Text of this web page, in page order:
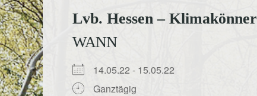
Lvb. Hessen – Klimakönner
WANN
14.05.22 - 15.05.22
Ganztägig